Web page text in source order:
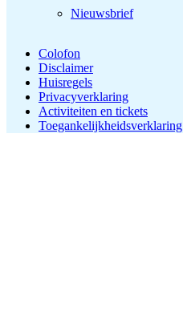
Nieuwsbrief
Colofon
Disclaimer
Huisregels
Privacyverklaring
Activiteiten en tickets
Toegankelijkheidsverklaring